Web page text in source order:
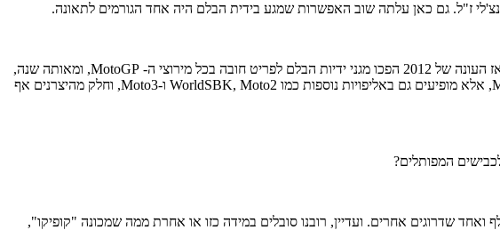
בעקבות המקרים הללו החלו רוכבים שונים, ביניהם סקוט רדינג וטוני אליאס ב-Moto2, להתקין מגיני ידית בלם באופן עצמאי. אבל מאז העונה של 2012 הפכו מגני ידיות הבלם לפריט חובה בכל מירוצי ה- MotoGP, ומאותה שנה,
כל האופנועים המשתתפים בליגת המוטוג'יפי מחוייבים להצטייד בפריט זה. בנוסף, כיום המגנים הללו הם כבר לא רק נחלת ה-MotoGP, אלא מופיעים גם באליפויות נוספות כמו WorldSBK, Moto2 ו-Moto3, וחלק מהיצרנים אף
המפותלים?
ואחד שדרוגים אחרים. ועדיין, רובנו סובלים במידה כזו או אחרת ממה שמכונה "קופיקו",